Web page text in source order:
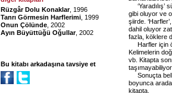
Rüzgâr Dolu Konaklar, 1996
Tanrı Görmesin Harflerimi , 1999
Onun Çölünde , 2002
Ayın Büyüttüğü Oğullar, 2002
Bu kitabı arkadaşına tavsiye et
gibi oluyor ve
şiirde.
dahil oluyor
fazla, köklere
Harfler için
Kelimelerin
vb. Kitapta
Sonuçta
boyunca
kitapta.